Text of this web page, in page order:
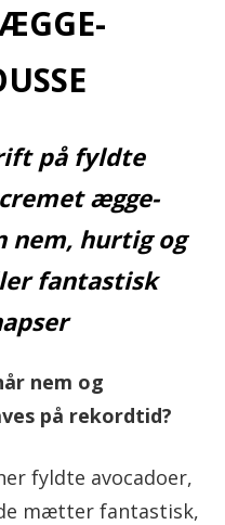
på fyldte
ægge-
nem, hurtig og
fantastisk
nem og
på rekordtid?
fyldte avocadoer,
mætter fantastisk,